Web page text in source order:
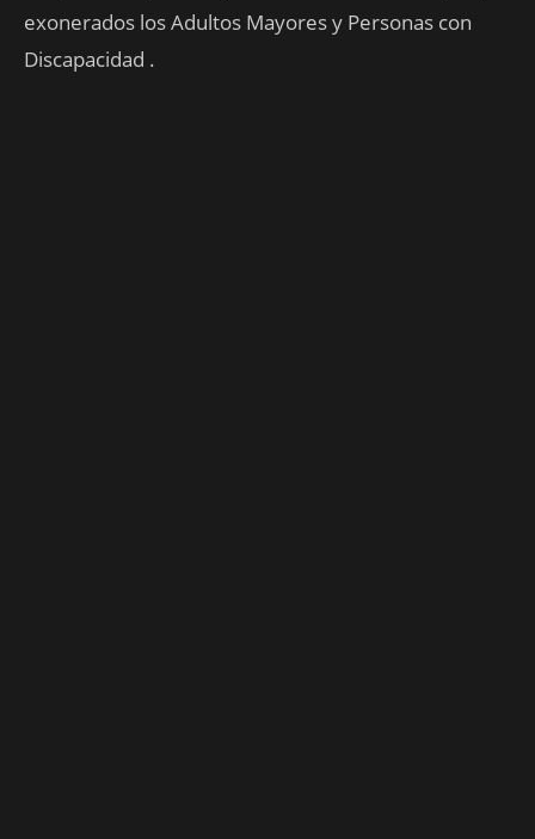
exonerados los Adultos Mayores y Personas con
Discapacidad .